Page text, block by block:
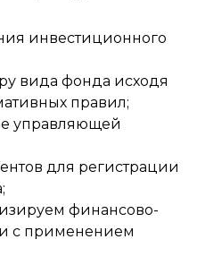
инвестиционного
вида фонда исходя
правил;
управляющей
для регистрации
финансово-
с применением